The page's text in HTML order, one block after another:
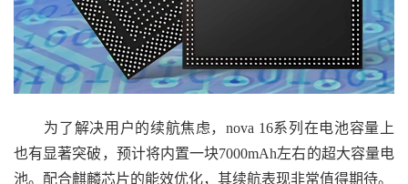
为了解决用户的续航焦虑，nova 16系列在电池容量上
也有显著突破，预计将内置一块7000mAh左右的超大容量电
池。配合麒麟芯片的能效优化，其续航表现非常值得期待。